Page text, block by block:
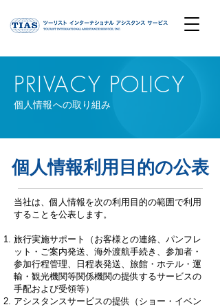
PRIVACY POLICY
​個人情報への取り組み
個人情報利用目的の公表
当社は、個人情報を次の利用目的の範囲で利用
することを公表します。
旅行実施サポート（お客様との連絡、パンフレ
ット・ご案内発送、海外渡航手続き、参加者・
参加行程管理、日程表発送、旅館・ホテル・運
輸・観光機関等関係機関の提供するサービスの
手配および受領等）
アシスタンスサービスの提供（ショー・イベン